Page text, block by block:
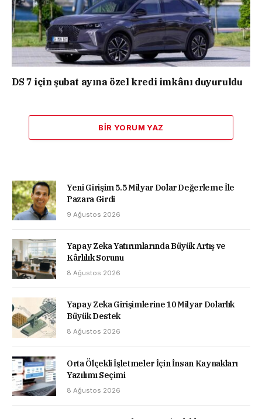
DS 7 için şubat ayına özel kredi imkânı duyuruldu
BIR YORUM YAZ
Yeni Girişim 5.5 Milyar Dolar Değerleme İle
Pazara Girdi
9 Ağustos 2026
Yapay Zeka Yatırımlarında Büyük Artış ve
Kârlılık Sorunu
8 Ağustos 2026
Yapay Zeka Girişimlerine 10 Milyar Dolarlık
Büyük Destek
8 Ağustos 2026
Orta Ölçekli İşletmeler İçin İnsan Kaynakları
Yazılımı Seçimi
8 Ağustos 2026